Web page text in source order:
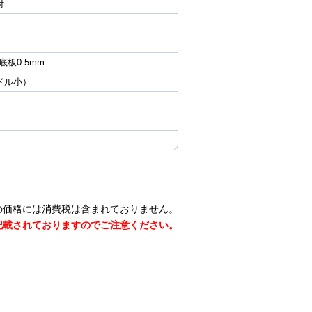
板0.5mm
小）
格には消費税は含まれておりません。
されておりますのでご注意ください。